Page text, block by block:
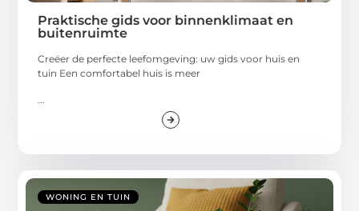
Praktische gids voor binnenklimaat en
buitenruimte
Creëer de perfecte leefomgeving: uw gids voor huis en
tuin Een comfortabel huis is meer
WONING EN TUIN